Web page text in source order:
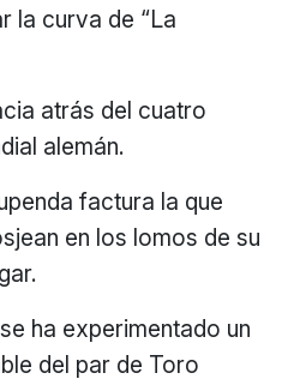
la curva de “La
atrás del cuatro
alemán.
factura la que
en los lomos de su
ha experimentado un
del par de Toro